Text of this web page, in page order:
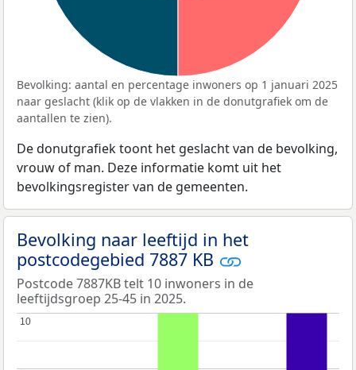
Bevolking: aantal en percentage inwoners op 1 januari 2025
naar geslacht (klik op de vlakken in de donutgrafiek om de
aantallen te zien).
De donutgrafiek toont het geslacht van de bevolking,
vrouw of man. Deze informatie komt uit het
bevolkingsregister van de gemeenten.
Bevolking naar leeftijd in het
postcodegebied 7887 KB
Postcode 7887KB telt 10 inwoners in de
leeftijdsgroep 25-45 in 2025.
10
10